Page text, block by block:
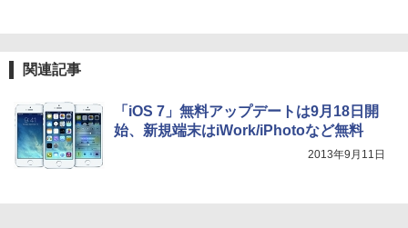
関連記事
「iOS 7」無料アップデートは9月18日開
始、新規端末はiWork/iPhotoなど無料
2013年9月11日